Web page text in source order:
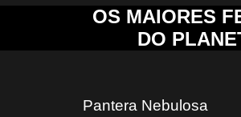
OS MAIORES
DO
Pantera Nebulosa